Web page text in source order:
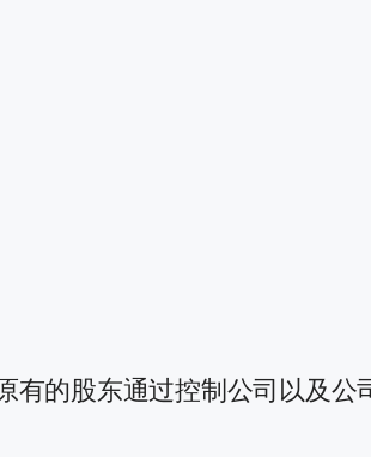
的股东通过控制公司以及公